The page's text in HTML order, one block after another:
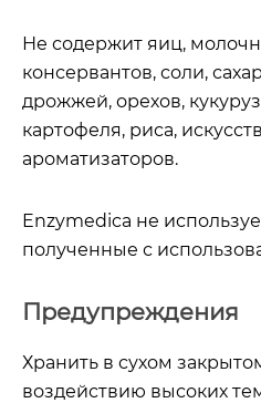
Не содержит яиц,
консервантов, соли,
дрожжей, орехов,
картофеля, риса,
ароматизаторов.
Enzymedica не
полученные с
Предупреждения
Хранить в сухом
воздействию высоких